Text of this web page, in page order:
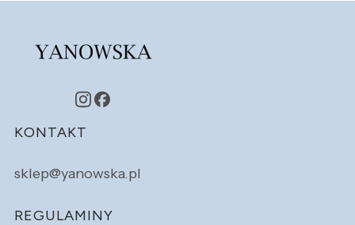
Linki w stopce
KONTAKT
sklep@yanowska.pl
REGULAMINY